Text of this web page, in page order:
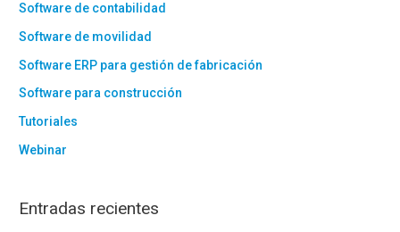
Software de contabilidad
Software de movilidad
Software ERP para gestión de fabricación
Software para construcción
Tutoriales
Webinar
Entradas recientes